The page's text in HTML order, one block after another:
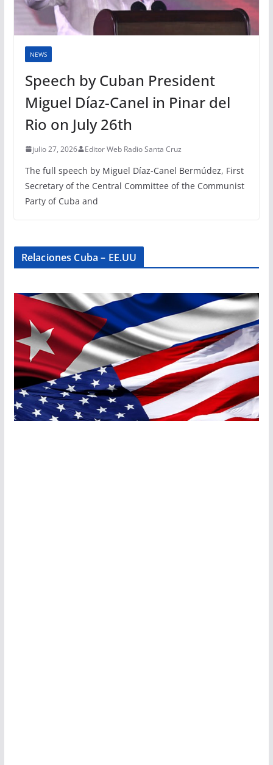
NEWS
Speech by Cuban President
Miguel Díaz-Canel in Pinar del
Rio on July 26th
julio 27, 2026 Editor Web Radio Santa Cruz
The full speech by Miguel Díaz-Canel Bermúdez, First
Secretary of the Central Committee of the Communist
Party of Cuba and
Relaciones Cuba – EE.UU